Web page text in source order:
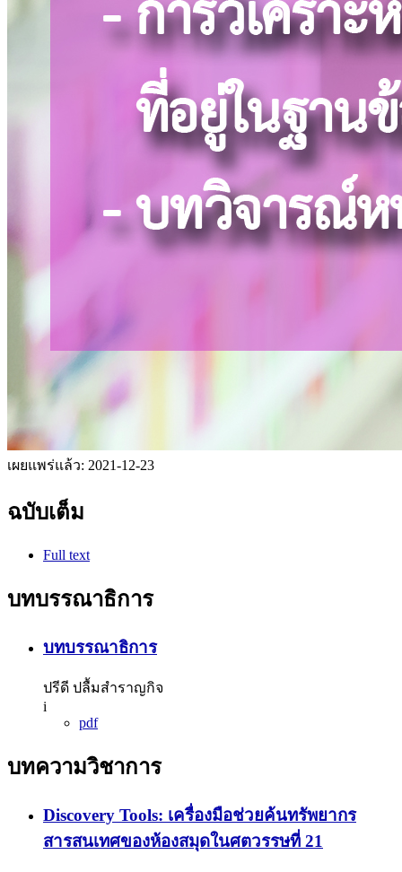
เผยแพร่แล้ว: 2021-12-23
ฉบับเต็ม
Full text
บทบรรณาธิการ
บทบรรณาธิการ
ปรีดี ปลื้มสำราญกิจ
i
pdf
บทความวิชาการ
Discovery Tools: เครื่องมือช่วยค้นทรัพยากร
สารสนเทศของห้องสมุดในศตวรรษที่ 21